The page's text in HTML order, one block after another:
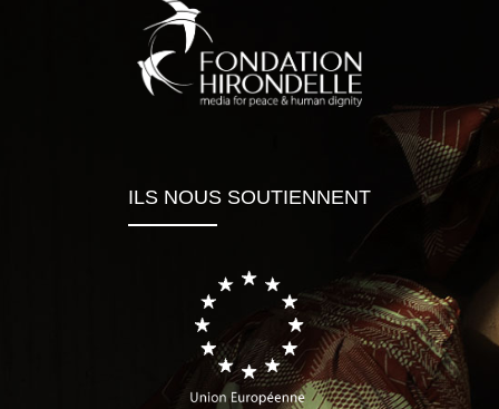
ILS NOUS SOUTIENNENT